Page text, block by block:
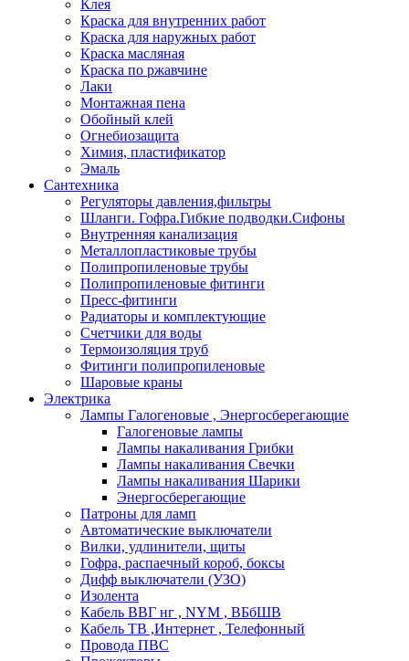
Клея
Краска для внутренних работ
Краска для наружных работ
Краска масляная
Краска по ржавчине
Лаки
Монтажная пена
Обойный клей
Огнебиозащита
Химия, пластификатор
Эмаль
Сантехника
Регуляторы давления,фильтры
Шланги. Гофра.Гибкие подводки.Сифоны
Внутренняя канализация
Металлопластиковые трубы
Полипропиленовые трубы
Полипропиленовые фитинги
Пресс-фитинги
Радиаторы и комплектующие
Счетчики для воды
Термоизоляция труб
Фитинги полипропиленовые
Шаровые краны
Электрика
Лампы Галогеновые , Энергосберегающие
Галогеновые лампы
Лампы накаливания Грибки
Лампы накаливания Свечки
Лампы накаливания Шарики
Энергосберегающие
Патроны для ламп
Автоматические выключатели
Вилки, удлинители, щиты
Гофра, распаечный короб, боксы
Дифф выключатели (УЗО)
Изолента
Кабель ВВГ нг , NYM , ВБбШВ
Кабель ТВ ,Интернет , Телефонный
Провода ПВС